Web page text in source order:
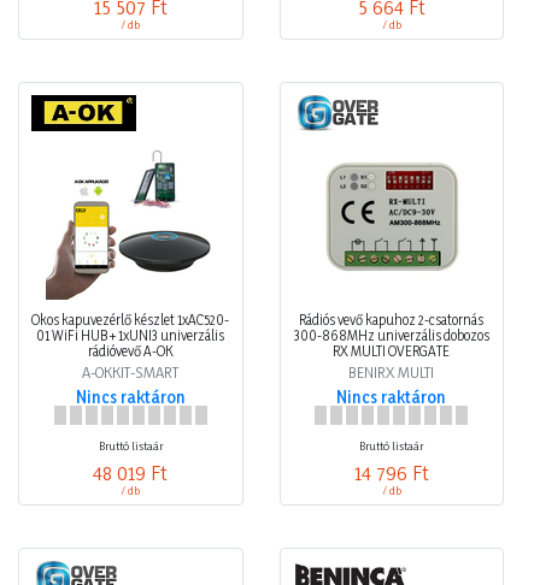
15 507 Ft
/ db
5 664 Ft
/ db
Okos kapuvezérlő készlet 1xAC520-
01 WiFi HUB + 1xUNI3 univerzális
rádióvevő A-OK
A-OKKIT-SMART
Nincs raktáron
Bruttó listaár
48 019 Ft
/ db
Rádiós vevő kapuhoz 2-csatornás
300-868MHz univerzális dobozos
RX MULTI OVERGATE
BENIRX MULTI
Nincs raktáron
Bruttó listaár
14 796 Ft
/ db